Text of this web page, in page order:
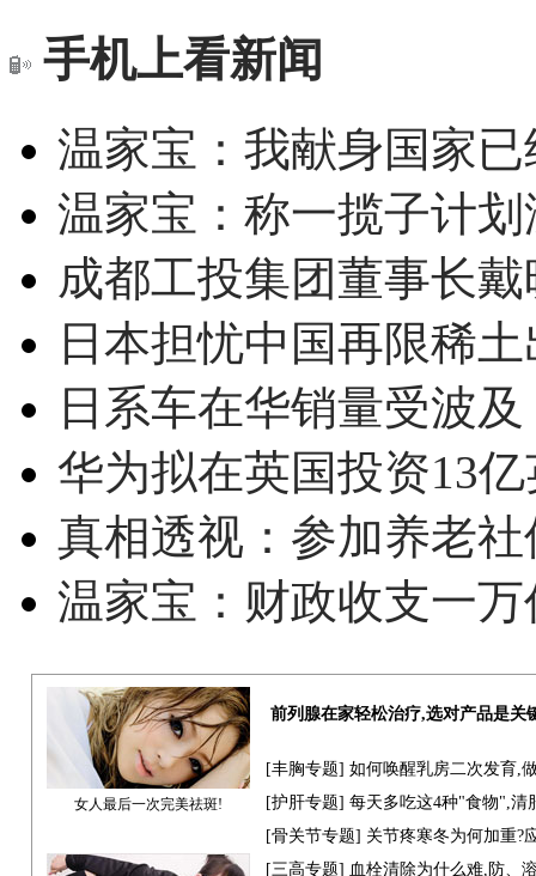
手机上看新闻
温家宝：我献身国家
温家宝：称一揽子计
成都工投集团董事长
日本担忧中国再限稀
日系车在华销量受波
华为拟在英国投资13
真相透视：参加养老
温家宝：财政收支一
女人最后一次完美祛斑!
前列腺在家轻松治疗,选对产品是关
[丰胸专题] 如何唤醒乳房二次发育,
[护肝专题] 每天多吃这4种"食物",清
[骨关节专题] 关节疼寒冬为何加重?
[三高专题] 血栓清除为什么难,防、